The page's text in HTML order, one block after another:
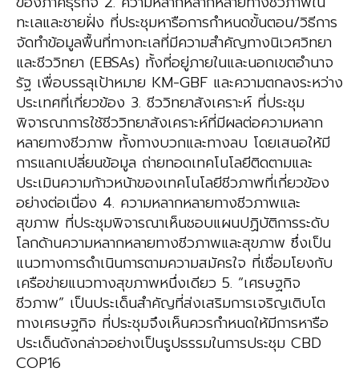
ทะเลและชายฝั่ง ที่ประชุมหารือการกำหนดขั้นตอน/วิธีการ
จัดทำข้อมูลพื้นที่ทางทะเลที่มีความสำคัญทางนิเวศวิทยา
และชีววิทยา (EBSAs) ทั้งที่อยู่ภายในและนอกเขตอำนาจ
รัฐ เพื่อบรรลุเป้าหมาย KM-GBF และความตกลงระหว่าง
ประเทศที่เกี่ยวข้อง 3. ชีววิทยาสังเคราะห์ ที่ประชุม
พิจารณาการใช้ชีววิทยาสังเคราะห์ที่มีผลต่อความหลาก
หลายทางชีวภาพ ทั้งทางบวกและทางลบ โดยเสนอให้มี
การแลกเปลี่ยน​ข้อมูล​ ถ่ายทอดเทคโนโลยี​ติดตามและ
ประเมินความก้าวหน้าของเทคโนโลยีชีวภาพที่เกี่ยวข้อง
อย่างต่อเนื่อง 4. ความหลากหลายทางชีวภาพและ
สุขภาพ ที่ประชุมพิจารณาเห็นชอบแผนปฏิบัติการระดับ
โลกด้านความหลากหลายทางชีวภาพและสุขภาพ ซึ่งเป็น
แนวทางการดำเนินการตามความสมัครใจ ที่เชื่อมโยงกับ
เครือข่ายแนวทางสุขภาพหนึ่งเดียว 5. “เศรษฐกิจ
ชีวภาพ” เป็นประเด็นสำคัญที่ส่งเสริมการเจริญเติบโต
ทางเศรษฐกิจ ที่ประชุมจึงเห็นควรกำหนดให้มีการหารือ
ประเด็นดังกล่าวอย่างเป็นรูปธรรมในการประชุม CBD
COP16